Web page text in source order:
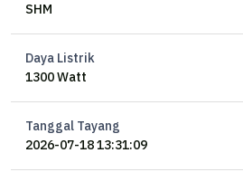
SHM
Daya Listrik
1300 Watt
Tanggal Tayang
2026-07-18 13:31:09